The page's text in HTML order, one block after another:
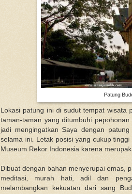
Patung
Lokasi patung ini di sudut tempat wisata
taman-taman yang ditumbuhi
jadi mengingatkan Saya dengan
selama ini. Letak posisi yang cukup
Museum Rekor Indonesia karena
Dibuat dengan bahan menyerupai emas,
meditasi, murah hati, adil dan
melambangkan kekuatan dari sang